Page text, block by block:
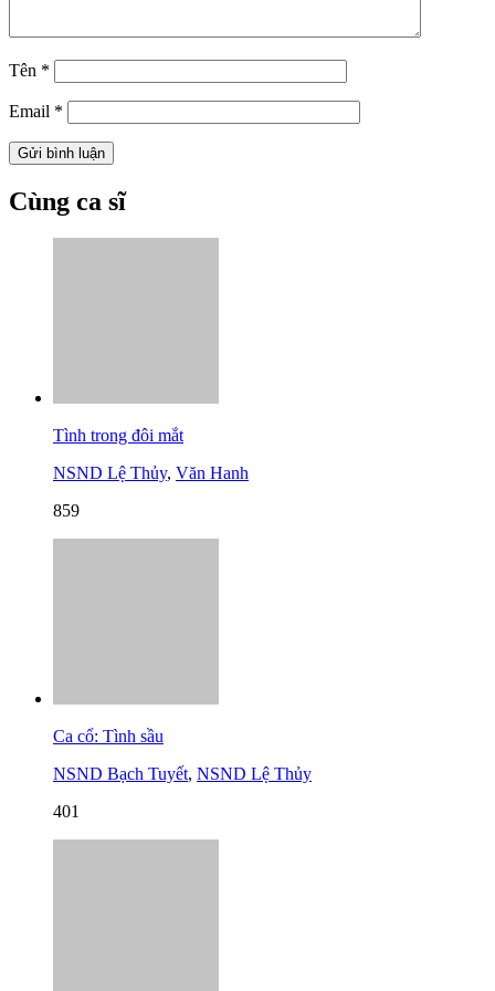
Tên *
Email *
Cùng ca sĩ
Tình trong đôi mắt
NSND Lệ Thủy, Văn Hanh
859
Ca cổ: Tình sầu
NSND Bạch Tuyết, NSND Lệ Thủy
401